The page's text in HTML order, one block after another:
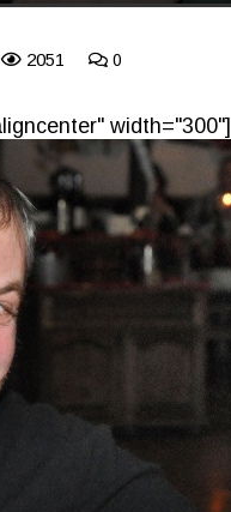
2051 0
width="300"]